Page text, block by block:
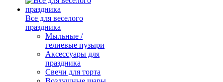
Все для веселого
праздника
Мыльные /
гелиевые пузыри
Аксессуары для
праздника
Свечи для торта